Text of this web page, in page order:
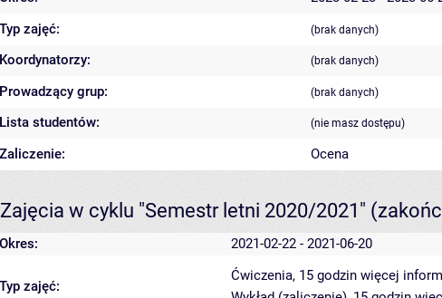
Typ zajęć: (brak danych)
Koordynatorzy: (brak danych)
Prowadzący grup: (brak danych)
Lista studentów: (nie masz dostępu)
Zaliczenie: Ocena
Zajęcia w cyklu "Semestr letni 2020/2021"
Okres: 2021-02-22 - 2021-06-20
Typ zajęć:
Ćwiczenia, 15 godzin więcej